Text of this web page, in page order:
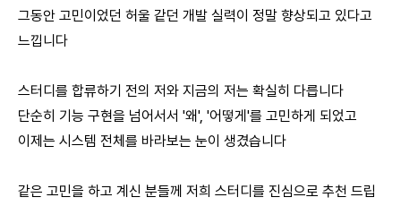
그동안 고민이었던 허울 같던 개발 실력이 정말 향상되고 있다고
느낍니다
스터디를 합류하기 전의 저와 지금의 저는 확실히 다릅니다
단순히 기능 구현을 넘어서서 '왜', '어떻게'를 고민하게 되었고
이제는 시스템 전체를 바라보는 눈이 생겼습니다
같은 고민을 하고 계신 분들께 저희 스터디를 진심으로 추천 드립